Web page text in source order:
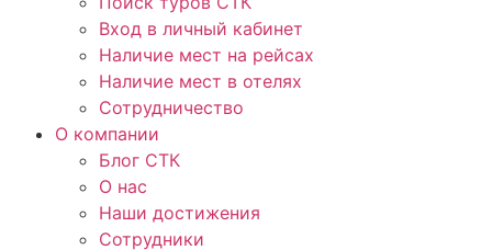
Вход в личный кабинет
Наличие мест на рейсах
Наличие мест в отелях
Сотрудничество
О компании
Блог СТК
О нас
Наши достижения
Сотрудники